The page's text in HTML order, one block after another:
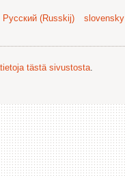
Русский (Russkij) slovensky
tästä sivustosta.